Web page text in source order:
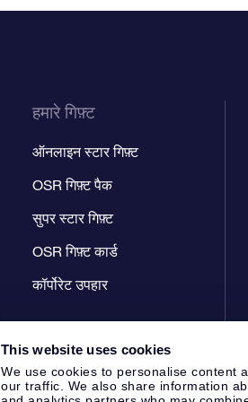
This website uses cookies
We use cookies to personalise content
our traffic. We also share information
हमारे गिफ़्ट
ऑनलाइन स्टार गिफ़्ट
OSR गिफ़्ट पैक
सुपर स्टार गिफ़्ट
OSR गिफ़्ट कार्ड
कॉर्पोरेट उपहार